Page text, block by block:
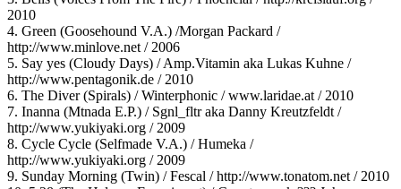
2010
4. Green (Goosehound V.A.) /Morgan Packard /
http://www.minlove.net / 2006
5. Say yes (Cloudy Days) / Amp.Vitamin aka Lukas Kuhne /
http://www.pentagonik.de / 2010
6. The Diver (Spirals) / Winterphonic / www.laridae.at / 2010
7. Inanna (Mtnada E.P.) / Sgnl_fltr aka Danny Kreutzfeldt /
http://www.yukiyaki.org / 2009
8. Cycle Cycle (Selfmade V.A.) / Humeka /
http://www.yukiyaki.org / 2009
9. Sunday Morning (Twin) / Fescal / http://www.tonatom.net / 2010